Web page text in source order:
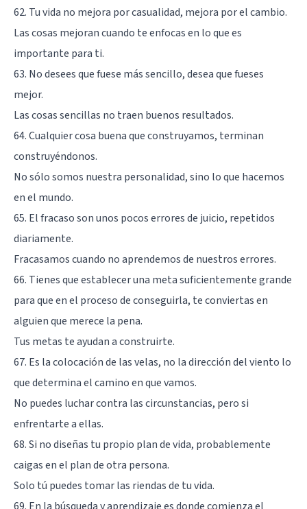
62. Tu vida no mejora por casualidad, mejora por el cambio.
Las cosas mejoran cuando te enfocas en lo que es
importante para ti.
63. No desees que fuese más sencillo, desea que fueses
mejor.
Las cosas sencillas no traen buenos resultados.
64. Cualquier cosa buena que construyamos, terminan
construyéndonos.
No sólo somos nuestra personalidad, sino lo que hacemos
en el mundo.
65. El fracaso son unos pocos errores de juicio, repetidos
diariamente.
Fracasamos cuando no aprendemos de nuestros errores.
66. Tienes que establecer una meta suficientemente grande
para que en el proceso de conseguirla, te conviertas en
alguien que merece la pena.
Tus metas te ayudan a construirte.
67. Es la colocación de las velas, no la dirección del viento lo
que determina el camino en que vamos.
No puedes luchar contra las circunstancias, pero si
enfrentarte a ellas.
68. Si no diseñas tu propio plan de vida, probablemente
caigas en el plan de otra persona.
Solo tú puedes tomar las riendas de tu vida.